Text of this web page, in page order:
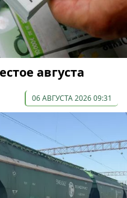
августа
06 АВГУСТА 2026 09:31